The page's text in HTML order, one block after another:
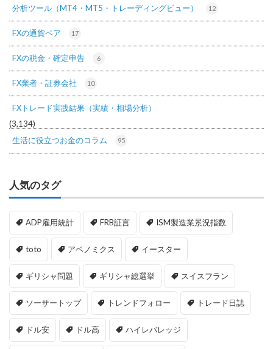
分析ツール（MT4・MT5・トレーディングビュー） 12
FXの通貨ペア 17
FXの税金・確定申告 6
FX業者・証券会社 10
FXトレード実践結果（実績・相場分析）
(3,134)
生活に役立つお金のコラム
95
人気のタグ
ADP雇用統計 FRB証言 ISM製造業景況指数
toto アベノミクス イースター
ギリシャ問題 ギリシャ総選挙 スイスフラン
ソーサートップ トレンドフォロー トレード日誌
ドル安 ドル高 ハイレバレッジ